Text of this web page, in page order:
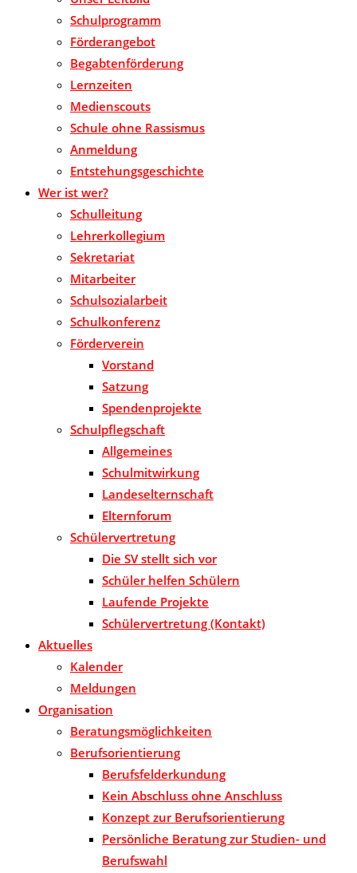
Schulprogramm
Förderangebot
Begabtenförderung
Lernzeiten
Medienscouts
Schule ohne Rassismus
Anmeldung
Entstehungsgeschichte
Wer ist wer?
Schulleitung
Lehrerkollegium
Sekretariat
Mitarbeiter
Schulsozialarbeit
Schulkonferenz
Förderverein
Vorstand
Satzung
Spendenprojekte
Schulpflegschaft
Allgemeines
Schulmitwirkung
Landeselternschaft
Elternforum
Schülervertretung
Die SV stellt sich vor
Schüler helfen Schülern
Laufende Projekte
Schülervertretung (Kontakt)
Aktuelles
Kalender
Meldungen
Organisation
Beratungsmöglichkeiten
Berufsorientierung
Berufsfelderkundung
Kein Abschluss ohne Anschluss
Konzept zur Berufsorientierung
Persönliche Beratung zur Studien- und
Berufswahl